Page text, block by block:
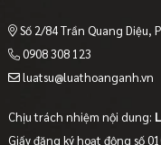
Số 2/84 Trần Quang
0908 308 123
luatsu@luathoanganh.vn
Chịu trách nhiệm nội dung:
Giấy đăng ký hoạt động số